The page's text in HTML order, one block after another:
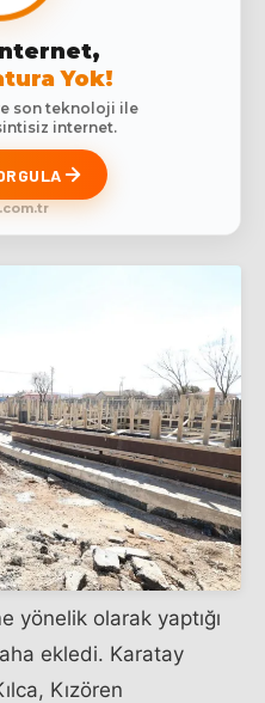
İnternet,
Yok!
son teknoloji ile
internet.
yönelik olarak yaptığı
ekledi. Karatay
Kızören